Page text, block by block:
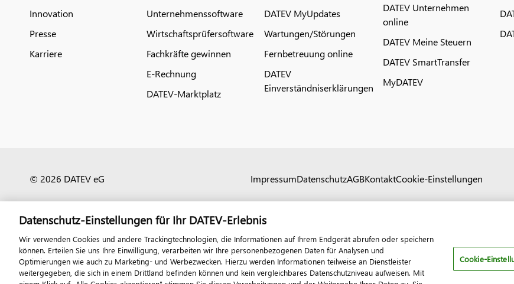
Innovation
Presse
Karriere
Unternehmenssoftware
Wirtschaftsprüfersoftware
Fachkräfte gewinnen
E-Rechnung
DATEV-Marktplatz
DATEV MyUpdates
Wartungen/Störungen
Fernbetreuung online
DATEV
Einverständniserklärungen
DATEV Unternehmen
online
DATEV Meine Steuern
DATEV SmartTransfer
MyDATEV
© 2026 DATEV eG ImpressumDatenschutzAGBKontaktCookie-Einstellungen
Datenschutz-Einstellungen für Ihr DATEV-Erlebnis
Wir verwenden Cookies und andere Trackingtechnologien, die Informationen auf Ihrem Endgerät abrufen oder speichern
können. Erteilen Sie uns Ihre Einwilligung, verarbeiten wir Ihre personenbezogenen Daten für Analysen und
Optimierungen wie auch zu Marketing- und Werbezwecken. Hierzu werden Informationen teilweise an Dienstleister
weitergegeben, die sich in einem Drittland befinden können und kein vergleichbares Datenschutzniveau aufweisen. Mit
Cookie-